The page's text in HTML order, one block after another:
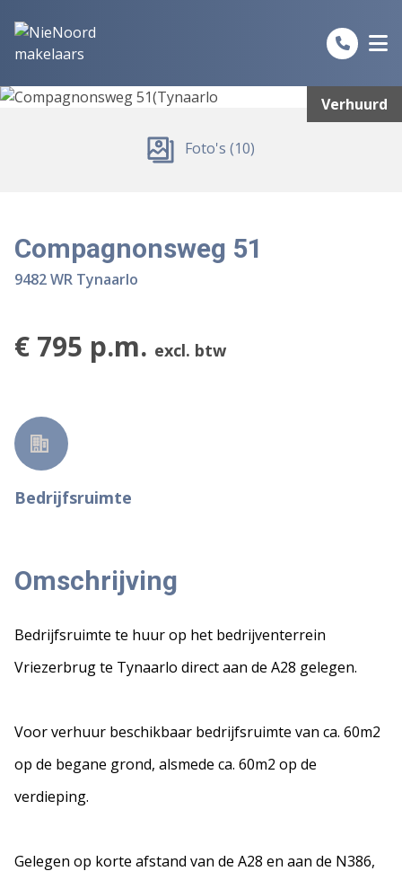
Verhuurd
Foto's (10)
Compagnonsweg 51
9482 WR Tynaarlo
€ 795 p.m. excl. btw
Bedrijfsruimte
Omschrijving
Bedrijfsruimte te huur op het bedrijventerrein
Vriezerbrug te Tynaarlo direct aan de A28 gelegen.
Voor verhuur beschikbaar bedrijfsruimte van ca. 60m2
op de begane grond, alsmede ca. 60m2 op de
verdieping.
Gelegen op korte afstand van de A28 en aan de N386,